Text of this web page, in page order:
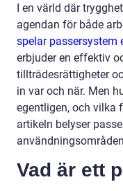
I en värld där
agendan för både
spelar passersystem
erbjuder en effektiv
tillträdesrättigheter
in var och när. Men
egentligen, och vilka
artikeln belyser
Vad är ett